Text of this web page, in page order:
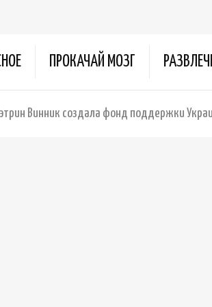
ПРОКАЧАЙ МОЗГ
Винник создала фонд поддержки